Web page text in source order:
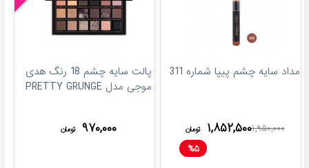
مداد سایه چشم پیپا شماره 311
۱,۹۵۰,۰۰۰۱,۸۵۲,۵۰۰ تومان
%۵
پالت سایه چشم 18 رنگ هدی
موجی مدل PRETTY GRUNGE
۹۷۰,۰۰۰ تومان